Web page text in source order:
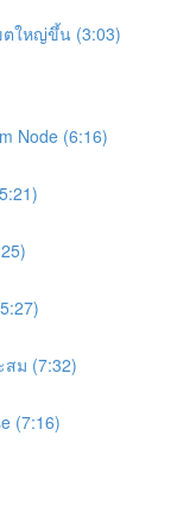
ตใหญ่ขึ้น (3:03)
Node (6:16)
ม (7:32)
(7:16)